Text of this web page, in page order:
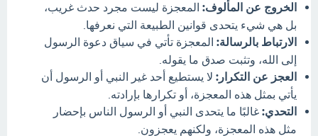
الخروج عن المألوف: المعجزة ليست مجرد حدث غريب،
بل هي شيء يتحدى قوانين الطبيعة التي نعرفها.
الارتباط بالرسالة: المعجزة تأتي في سياق دعوة الرسول
إلى الله، وتثبت صدق ما يقوله.
العجز عن التكرار: لا يستطيع أحد غير النبي أو الرسول أن
يأتي بمثل هذه المعجزة، أو تكرارها بإرادته.
التحدي: غالبًا ما يتحدى النبي أو الرسول الناس بإحضار
مثل هذه المعجزة، ولكنهم يعجزون.